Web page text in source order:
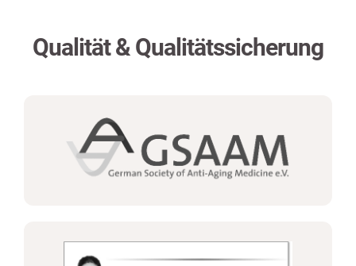
Qualität & Qualitätssicherung